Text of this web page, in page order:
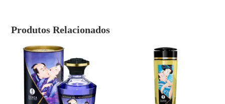
Produtos Relacionados